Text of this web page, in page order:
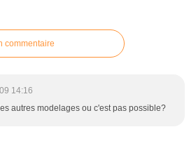
commentaire
14:16
autres modelages ou c'est pas possible?